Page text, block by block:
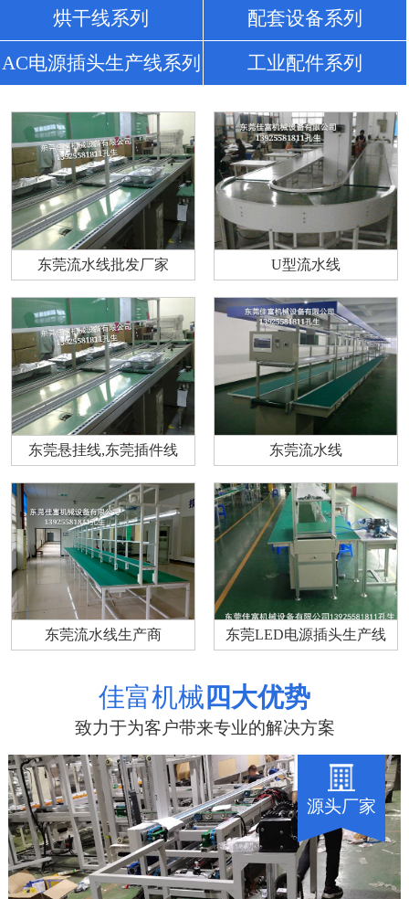
烘干线系列 配套设备系列
AC电源插头生产线系列 工业配件系列
东莞流水线批发厂家 U型流水线
东莞悬挂线,东莞插件线 东莞流水线
东莞流水线生产商 东莞LED电源插头生产线
佳富机械 四大优势
致力于为客户带来专业的解决方案
源头厂家